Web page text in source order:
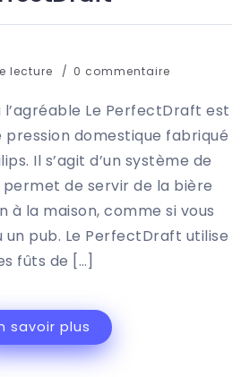
lecture 0 commentaire
Le PerfectDraft est
domestique fabriqué
Il s’agit d’un système de
de servir de la bière
à la maison, comme si vous
un pub. Le PerfectDraft utilise
fûts de […]
savoir plus